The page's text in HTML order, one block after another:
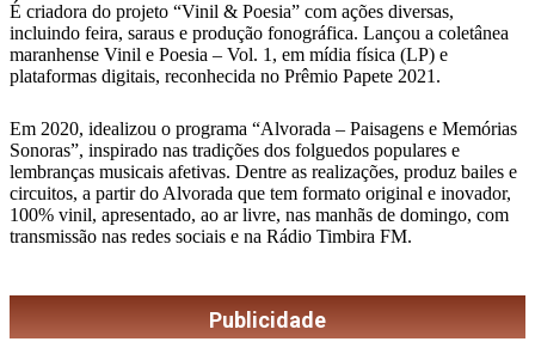
É criadora do projeto “Vinil & Poesia” com ações diversas,
incluindo feira, saraus e produção fonográfica. Lançou a coletânea
maranhense Vinil e Poesia – Vol. 1, em mídia física (LP) e
plataformas digitais, reconhecida no Prêmio Papete 2021.
Em 2020, idealizou o programa “Alvorada – Paisagens e Memórias
Sonoras”, inspirado nas tradições dos folguedos populares e
lembranças musicais afetivas. Dentre as realizações, produz bailes e
circuitos, a partir do Alvorada que tem formato original e inovador,
100% vinil, apresentado, ao ar livre, nas manhãs de domingo, com
transmissão nas redes sociais e na Rádio Timbira FM.
Publicidade